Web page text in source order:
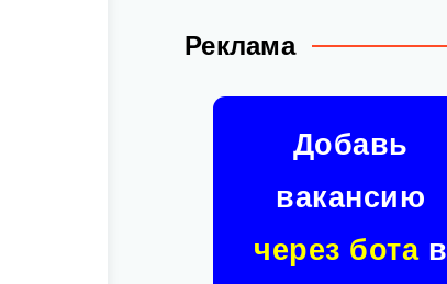
Реклама
Добавь
вакансию
через ботав